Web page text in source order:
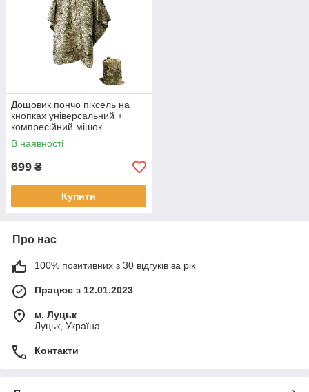
Дощовик пончо піксель на
кнопках універсальний +
компресійний мішок
В наявності
699 ₴
Купити
Про нас
100% позитивних з 30 відгуків за рік
Працює з 12.01.2023
м. Луцьк
Луцьк, Україна
Контакти